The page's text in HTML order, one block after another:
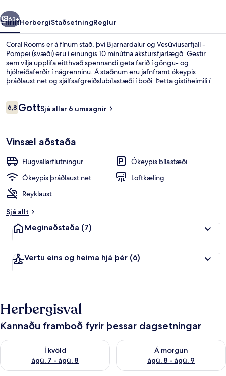
Næsta
63+
YfirlitHerbergiStaðsetningReglur
Coral Rooms er á fínum stað, því Bjarnardalur og Vesúvíusarfjall -
Pompei (svæði) eru í einungis 10 mínútna akstursfjarlægð. Gestir
sem vilja upplifa eitthvað spennandi geta farið í göngu- og
hjólreiðaferðir í nágrenninu. Á staðnum eru jafnframt ókeypis
þráðlaust net og sjálfsafgreiðslubílastæði í boði. Þetta gistiheimili í
Umsagnir
6,86,8 af 10
GottSjá allar 6 umsagnir
Vinsæl aðstaða
Flugvallarflutningur
Ókeypis bílastæði
Ókeypis þráðlaust net
Loftkæling
Reyklaust
Sjá allt
Meginaðstaða (7)
Vertu eins og heima hjá þér (6)
Herbergisval
Kannaðu framboð fyrir þessar dagsetningar
Í kvöld
ágú. 7 - ágú. 8
Athuga framboð í kvöld ágú. 7 - ágú. 8
Á morgun
ágú. 8 - ágú. 9
Athuga framboð á morgun